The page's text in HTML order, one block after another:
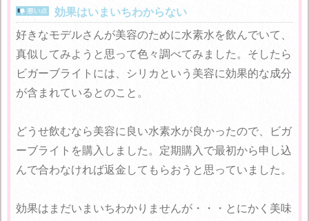
効果はいまいちわからない
好きなモデルさんが美容のために水素水を飲んでいて、
真似してみようと思って色々調べてみました。そしたら
ビガーブライトには、シリカという美容に効果的な成分
が含まれているとのこと。
どうせ飲むなら美容に良い水素水が良かったので、ビガ
ーブライトを購入しました。定期購入で最初から申し込
んで合わなければ返金してもらおうと思っていました。
効果はまだいまいちわかりませんが・・・とにかく美味